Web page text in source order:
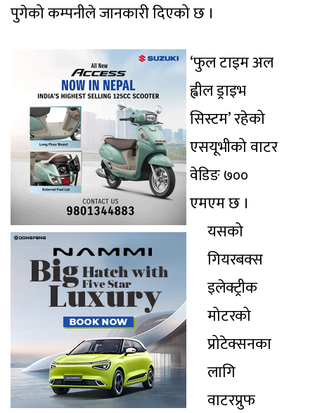
पुगेको कम्पनीले जानकारी दिएको छ ।
‘फुल टाइम अल
ह्वील ड्राइभ
सिस्टम’ रहेको
एसयूभीको वाटर
वेडिङ ७००
एमएम छ ।
यसको
गियरबक्स
इलेक्ट्रीक
मोटरको
प्रोटेक्सनका
लागि
वाटरप्रुफ